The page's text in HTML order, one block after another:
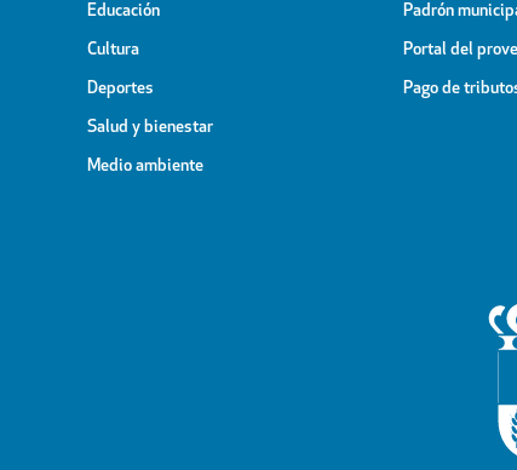
Educación
Cultura
Deportes
Salud y bienestar
Medio ambiente
Padrón
Portal del
Pago de